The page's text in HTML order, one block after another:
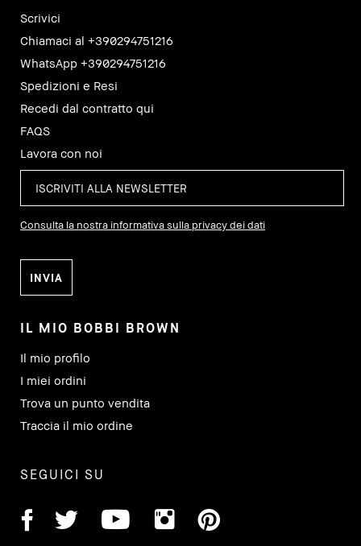
Scrivici
Chiamaci al +390294751216
WhatsApp +390294751216
Spedizioni e Resi
Recedi dal contratto qui
FAQS
Lavora con noi
Consulta la nostra informativa sulla privacy dei dati
IL MIO BOBBI BROWN
Il mio profilo
I miei ordini
Trova un punto vendita
Traccia il mio ordine
SEGUICI SU